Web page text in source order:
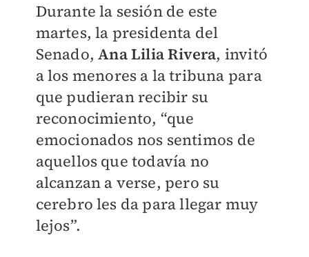
Durante la sesión de este
martes, la presidenta del
Senado,Ana Lilia Rivera, invitó
a los menores a la tribuna para
que pudieran recibir su
reconocimiento, “que
emocionados nos sentimos de
aquellos que todavía no
alcanzan a verse, pero su
cerebro les da para llegar muy
lejos”.